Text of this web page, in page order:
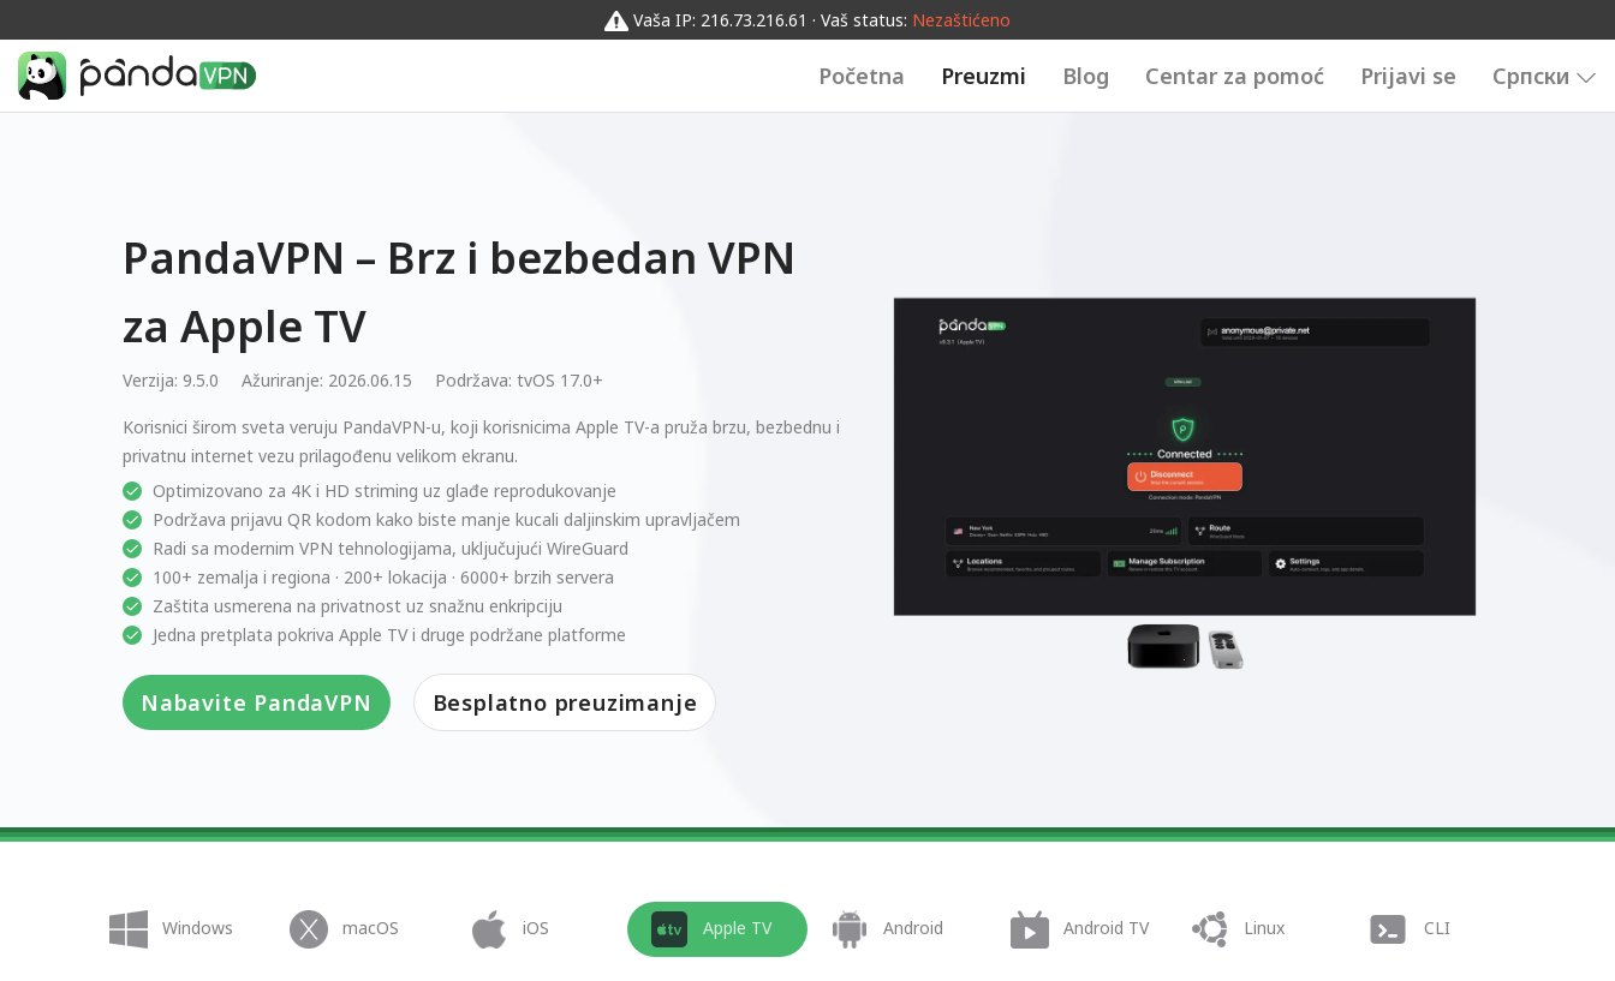
Vaša IP: 216.73.216.61 · Vaš status: Nezaštićeno
Početna Preuzmi Blog Centar za pomoć Prijavi se Српски
PandaVPN – Brz i bezbedan VPN
za Apple TV
Verzija: 9.5.0 Ažuriranje: 2026.06.15 Podržava: tvOS 17.0+
Korisnici širom sveta veruju PandaVPN-u, koji korisnicima Apple TV-a pruža brzu, bezbednu i
privatnu internet vezu prilagođenu velikom ekranu.
Optimizovano za 4K i HD striming uz glađe reprodukovanje
Podržava prijavu QR kodom kako biste manje kucali daljinskim upravljačem
Radi sa modernim VPN tehnologijama, uključujući WireGuard
100+ zemalja i regiona · 200+ lokacija · 6000+ brzih servera
Zaštita usmerena na privatnost uz snažnu enkripciju
Jedna pretplata pokriva Apple TV i druge podržane platforme
Nabavite PandaVPN Besplatno preuzimanje
Windows macOS iOS Apple TV Android Android TV Linux CLI